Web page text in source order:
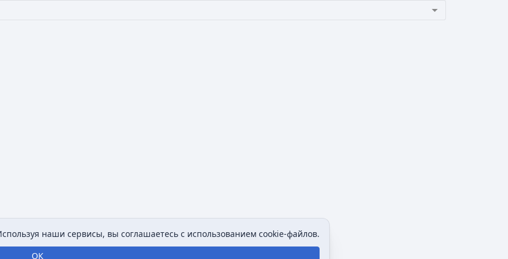
наши сервисы, вы соглашаетесь с использованием cookie-файлов.
ОК